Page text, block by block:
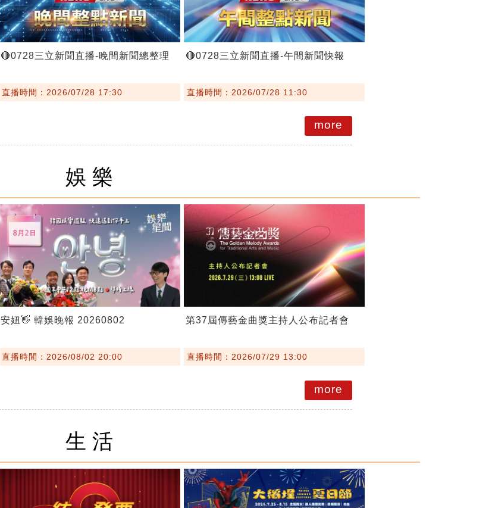
🔴0728三立新聞直播-晚間新聞總整理
直播時間：2026/07/28 17:30
🔴0728三立新聞直播-午間新聞快報
直播時間：2026/07/28 11:30
more
娛樂
安妞👋 韓娛晚報 20260802
直播時間：2026/08/02 20:00
第37屆傳藝金曲獎主持人公布記者會
直播時間：2026/07/29 13:00
more
生活